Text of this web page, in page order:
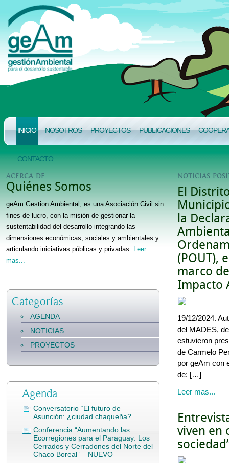
INICIO NOSOTROS PROYECTOS PUBLICACIONES
CONTACTO
ACERCA DE
Quiénes Somos
geAm Gestion Ambiental, es una Asociación Civil sin
fines de lucro, con la misión de gestionar la
sustentabilidad del desarrollo integrando las
dimensiones económicas, sociales y ambientales y
articulando iniciativas públicas y privadas. Leer
mas...
Categorías
AGENDA
NOTICIAS
PROYECTOS
Agenda
Conversatorio “El futuro de
Asunción: ¿ciudad chaqueña?
Conferencia “Aumentando las
Ecorregiones para el Paraguay: Los
Cerrados y Cerradones del Norte del
Chaco Boreal” – NUEVO
NOTICIAS
El
la
(POUT),
marco
Impacto
19/12/2024.
del MADES,
estuvieron
de Carmelo
por geAm con
de: […]
Leer mas...
viven en